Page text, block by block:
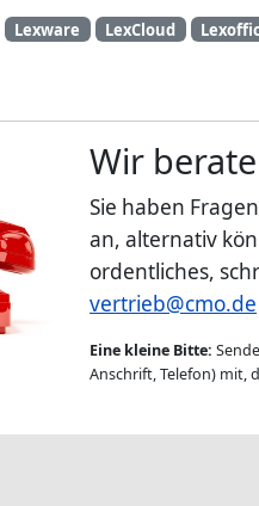
Lexware LexCloud
Wir
Sie haben
an, alternativ
ordentliches,
vertrieb@cmo.de
Eine kleine Bitte:
Anschrift, Telefon) mit,